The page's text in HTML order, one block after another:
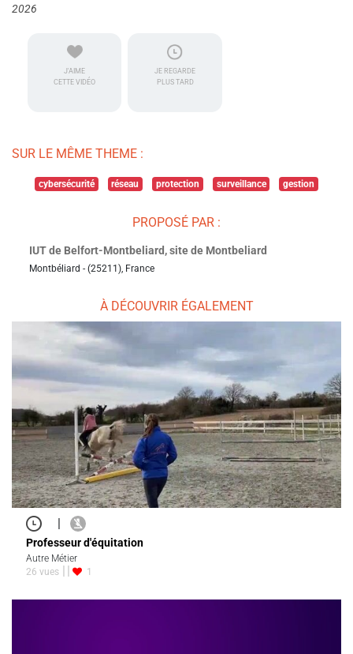
2026
J'AIME
CETTE VIDÉO
JE REGARDE
PLUS TARD
SUR LE MÊME THEME :
cybersécurité réseau protection surveillance gestion
PROPOSÉ PAR :
IUT de Belfort-Montbeliard, site de Montbeliard
Montbéliard - (25211), France
À DÉCOUVRIR ÉGALEMENT
|
Professeur d'équitation
Autre Métier
26 vues
1